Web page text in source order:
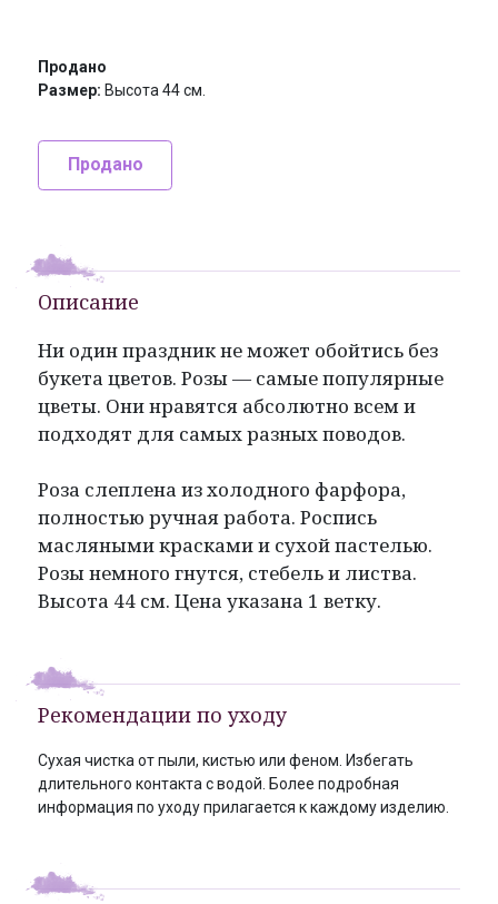
Продано
Размер: Высота 44 см.
Продано
Описание
Ни один праздник не может обойтись без
букета цветов. Розы — самые популярные
цветы. Они нравятся абсолютно всем и
подходят для самых разных поводов.
Роза слеплена из холодного фарфора,
полностью ручная работа. Роспись
масляными красками и сухой пастелью.
Розы немного гнутся, стебель и листва.
Высота 44 см. Цена указана 1 ветку.
Рекомендации по уходу
Сухая чистка от пыли, кистью или феном. Избегать
длительного контакта с водой. Более подробная
информация по уходу прилагается к каждому изделию.